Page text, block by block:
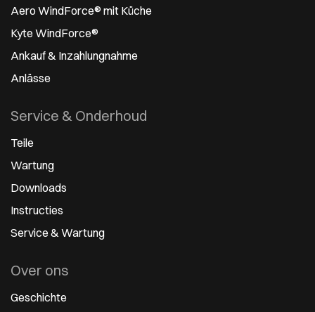
Aero WindForce® mit Küche
Kyte WindForce®
Ankauf & Inzahlungnahme
Anlässe
Service & Onderhoud
Teile
Wartung
Downloads
Instructies
Service & Wartung
Over ons
Geschichte